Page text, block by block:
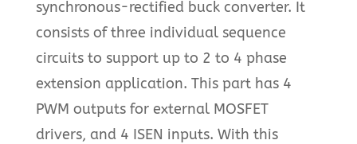
synchronous-rectified buck converter. It
consists of three individual sequence
circuits to support up to 2 to 4 phase
extension application. This part has 4
PWM outputs for external MOSFET
drivers, and 4 ISEN inputs. With this